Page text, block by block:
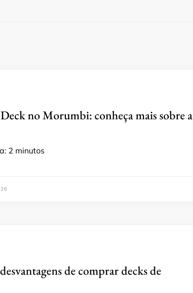
no Morumbi: conheça mais sobre a
2 minutos
de comprar decks de